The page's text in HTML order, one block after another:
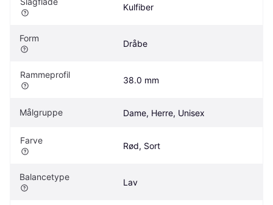
Kulfiber
Form
Dråbe
Rammeprofil
38.0 mm
Målgruppe Dame, Herre, Unisex
Farve
Rød, Sort
Balancetype
Lav